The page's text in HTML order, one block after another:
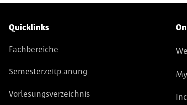
Service-Navigation
Quicklinks
Fachbereiche
Semesterzeitplanung
Vorlesungsverzeichnis